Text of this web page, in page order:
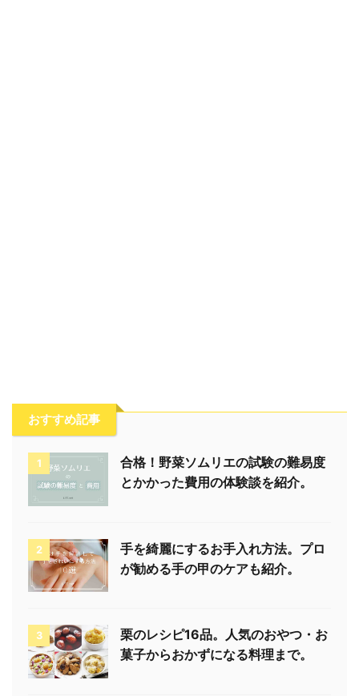
おすすめ記事
1
合格！野菜ソムリエの試験の難易度
とかかった費用の体験談を紹介。
2
手を綺麗にするお手入れ方法。プロ
が勧める手の甲のケアも紹介。
3
栗のレシピ16品。人気のおやつ・お
菓子からおかずになる料理まで。